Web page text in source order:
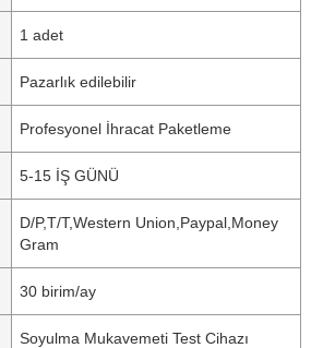
1 adet
Pazarlık edilebilir
Profesyonel İhracat Paketleme
5-15 İŞ GÜNÜ
D/P,T/T,Western Union,Paypal,Money
Gram
30 birim/ay
Soyulma Mukavemeti Test Cihazı